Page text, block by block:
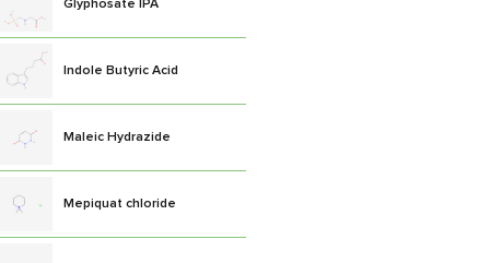
Glyphosate IPA
Indole Butyric Acid
Maleic Hydrazide
Mepiquat chloride